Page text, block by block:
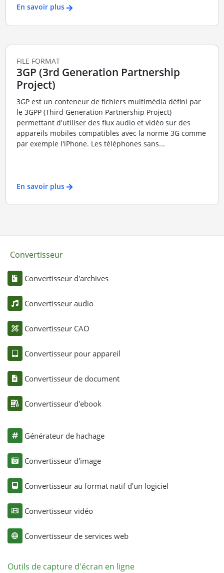
En savoir plus
FILE FORMAT
3GP (3rd Generation Partnership
Project)
3GP est un conteneur de fichiers multimédia défini par
le 3GPP (Third Generation Partnership Project)
permettant d'utiliser des flux audio et vidéo sur des
appareils mobiles compatibles avec la norme 3G comme
par exemple l'iPhone. Les téléphones sans...
En savoir plus
Convertisseur
Convertisseur d'archives
Convertisseur audio
Convertisseur CAO
Convertisseur pour appareil
Convertisseur de document
Convertisseur d'ebook
Générateur de hachage
Convertisseur d'image
Convertisseur au format natif d'un logiciel
Convertisseur vidéo
Convertisseur de services web
Outils de capture d'écran en ligne